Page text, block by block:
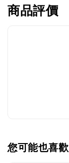
商品評價
您可能也喜歡